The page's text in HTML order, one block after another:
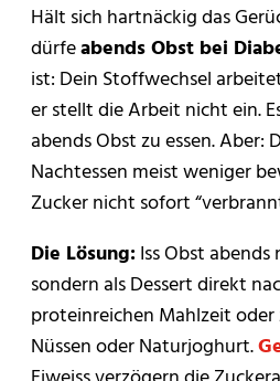
Hält sich hartnäckig das
dürfeabends Obst bei
ist: Dein Stoffwechsel
er stellt die Arbeit nicht ein.
abends Obst zu essen. Aber:
Nachtessen meist weniger
Zucker nicht sofort
Die Lösung:Iss Obst
sondern als Dessert direkt
proteinreichen Mahlzeit
Nüssen oder Naturjoghurt.